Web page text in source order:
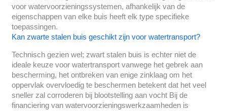
voor watervoorzieningssystemen, afhankelijk van de
eigenschappen van elke buis heeft elk type specifieke
toepassingen.
Kan zwarte stalen buis geschikt zijn voor watertransport?
Technisch gezien wel; zwart stalen buis is echter niet de
ideale keuze voor watertransport vanwege het gebrek aan
bescherming, het ontbreken van enige zinklaag om het
oppervlak overvloedig te beschermen betekent dat het veel
sneller zal corroderen bij blootstelling aan vocht Bij de
financiering van watervoorzieningswerkzaamheden is